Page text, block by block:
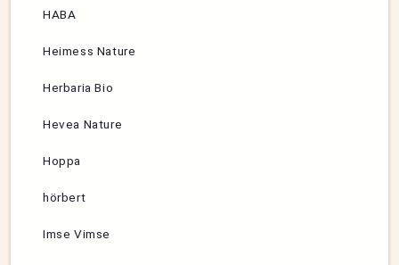
HABA
Heimess Nature
Herbaria Bio
Hevea Nature
Hoppa
hörbert
Imse Vimse